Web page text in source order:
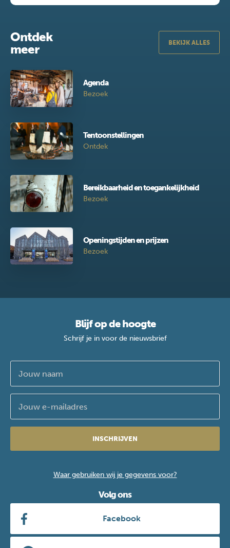
Ontdek
meer
BEKIJK ALLES
Agenda
Bezoek
Tentoonstellingen
Ontdek
Bereikbaarheid en toegankelijkheid
Bezoek
Openingstijden en prijzen
Bezoek
Blijf op de hoogte
Schrijf je in voor de nieuwsbrief
INSCHRIJVEN
Waar gebruiken wij je gegevens voor?
Volg ons
Facebook